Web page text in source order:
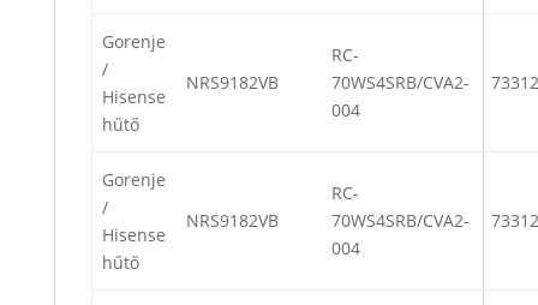
Gorenje
/
Hisense
hűtő
NRS9182VB
RC-
70WS4SRB/CVA2-
004
Gorenje
/
Hisense
hűtő
NRS9182VB
RC-
70WS4SRB/CVA2-
004